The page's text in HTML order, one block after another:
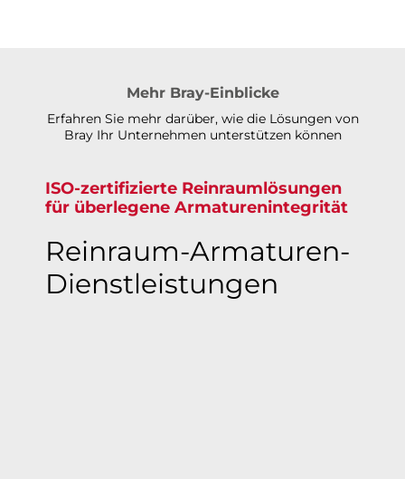
Mehr Bray-Einblicke
Erfahren Sie mehr darüber, wie die Lösungen von
Bray Ihr Unternehmen unterstützen können
ISO-zertifizierte Reinraumlösungen
für überlegene Armaturenintegrität​​​​​​​
Reinraum-Armaturen-
Dienstleistungen